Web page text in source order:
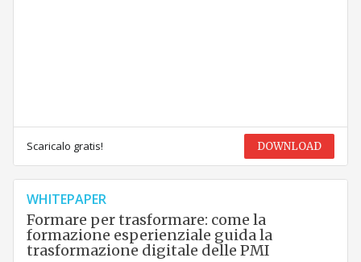
Scaricalo gratis! DOWNLOAD
WHITEPAPER
Formare per trasformare: come la
formazione esperienziale guida la
trasformazione digitale delle PMI